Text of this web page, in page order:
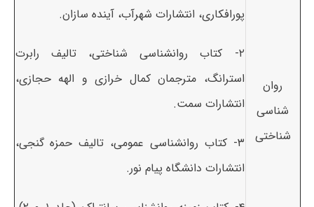
روان
شناسی
شناختی
پورافکاری، انتشارات شهرآب، آینده سازان.
۲- کتاب روانشناسی شناختی، تالیف رابرت
استرانگ، مترجمان کمال خرازی و الهه حجازی،
انتشارات سمت.
۳- کتاب روانشناسی عمومی، تالیف حمزه گنجی،
انتشارات دانشگاه پیام نور.